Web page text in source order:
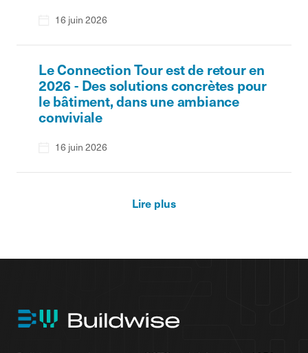
16 juin 2026
Le Connection Tour est de retour en
2026 - Des solutions concrètes pour
le bâtiment, dans une ambiance
conviviale
16 juin 2026
Lire plus